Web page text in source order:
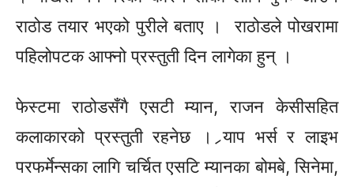
राठोडतयार भएको पुरीले बताए ।राठोडलेपोखरामा
पहिलोपटक आफ्नो प्रस्तुती दिन लागेका हुन् ।
फेस्टमा राठोडसँगैएसटी म्यान, राजन केसीसहित
कलाकारको प्रस्तुती रहनेछ । र्‍याप भर्सर लाइभ
परफर्मेन्सकालागि चर्चितएसटिम्यानकाबोमबे, सिनेमा,